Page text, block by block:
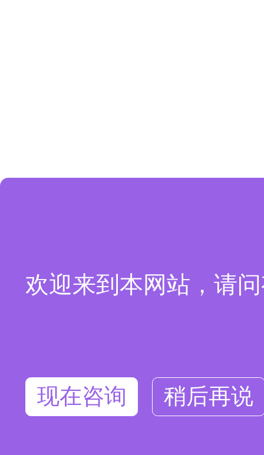
欢迎来到本网站，请
现在咨询 稍后再说